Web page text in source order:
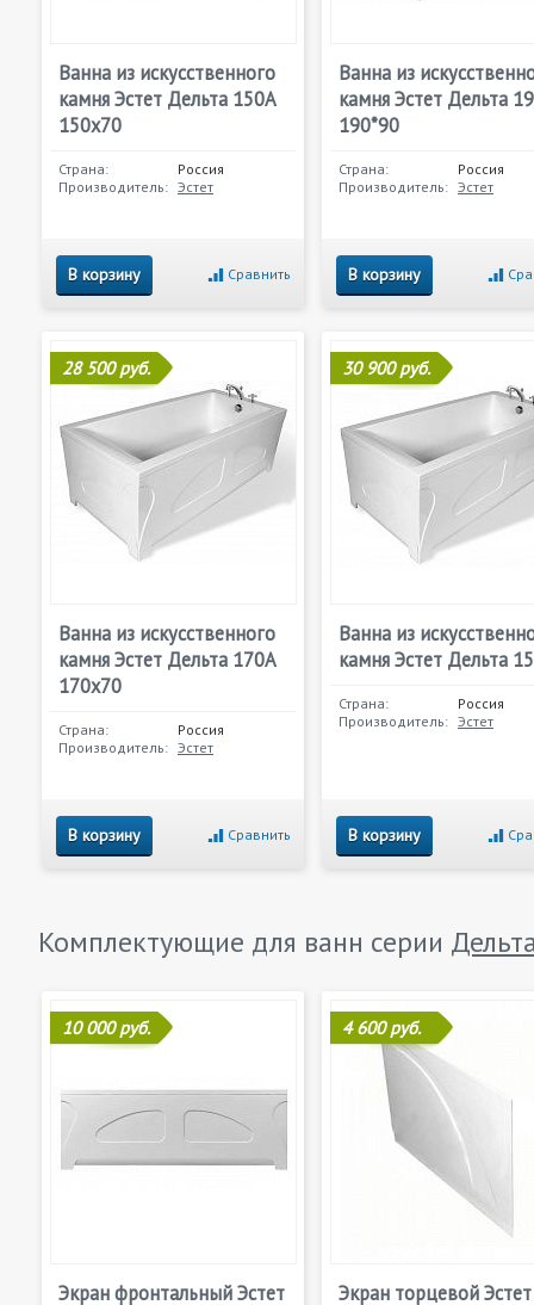
Ванна из искусственного
камня Эстет Дельта 150А
150x70
Страна:
Россия
Производитель: Эстет
В корзину Сравнить
Ванна из
камня Эстет Дельта
190*90
Страна:
Россия
Производитель: Эстет
В корзину
28 500 руб.
Ванна из искусственного
камня Эстет Дельта 170А
170x70
Страна:
Россия
Производитель: Эстет
В корзину Сравнить
30 900 руб.
Ванна из
камня Эстет Дельта
Страна:
Россия
Производитель: Эстет
В корзину
Комплектующие для ванн серии
10 000 руб.
Экран фронтальный Эстет
4 600 руб.
Экран торцевой Эстет